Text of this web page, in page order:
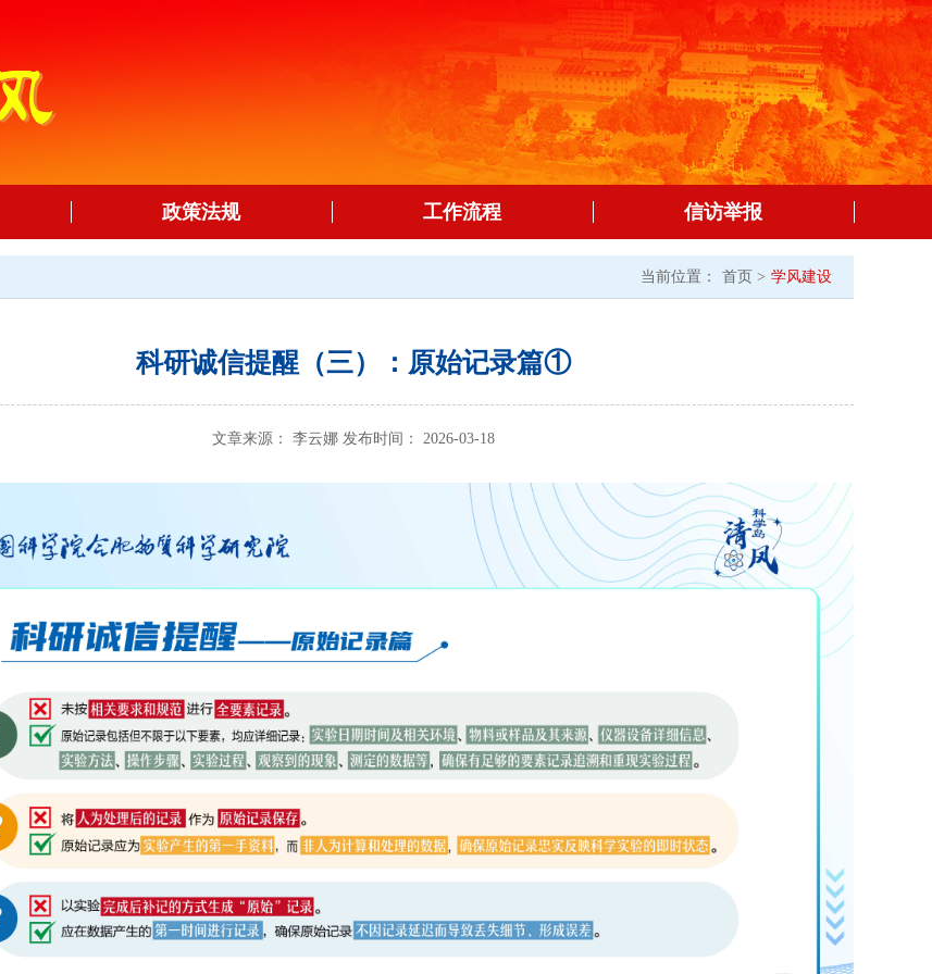
政策法规 工作流程 信访举报
当前位置： 首页 > 学风建设
科研诚信提醒（三）：原始记录篇①
文章来源： 李云娜 发布时间： 2026-03-18